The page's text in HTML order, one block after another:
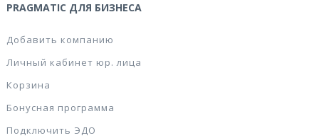
PRAGMATIC ДЛЯ БИЗНЕСА
Добавить компанию
Личный кабинет юр. лица
Корзина
Бонусная программа
Подключить ЭДО